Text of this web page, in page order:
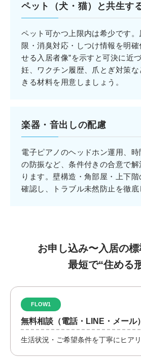
ペット（犬・猫）と共生す
ペット可かつ上限内は希少です。
限・消臭対応・しつけ情報を明確
せる入居者像”を示すと可決に近
妊、ワクチン履歴、爪とぎ対策
きる材料を用意しましょう。
楽器・音出しの配慮
電子ピアノのヘッドホン運用、
の防振など、条件付きの合意で
ります。壁構造・角部屋・上下
確認し、トラブル未然防止を徹底
お申し込み〜入居の標
最短で“住める
FLOW1
無料相談（電話・LINE・メール）
生活状況・ご希望条件を丁寧にヒアリ